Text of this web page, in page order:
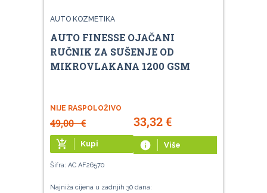
AUTO KOZMETIKA
AUTO FINESSE OJAČANI
RUČNIK ZA SUŠENJE OD
MIKROVLAKANA 1200 GSM
NIJE RASPOLOŽIVO
49,00€ 33,32€
add_shopping_cart Kupi info Više
Šifra: AC AF26570
Najniža cijena u zadnjih 30 dana: